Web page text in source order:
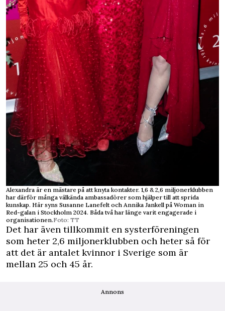
Alexandra är en mästare på att knyta kontakter. 1,6 & 2,6 miljonerklubben
har därför många välkända ambassadörer som hjälper till att sprida
kunskap. Här syns Susanne Lanefelt och Annika Jankell på Woman in
Red-galan i Stockholm 2024. Båda två har länge varit engagerade i
organisationen.Foto: TT
Det har även tillkommit en systerföreningen
som heter 2,6 miljonerklubben och heter så för
att det är antalet kvinnor i Sverige som är
mellan 25 och 45 år.
Annons